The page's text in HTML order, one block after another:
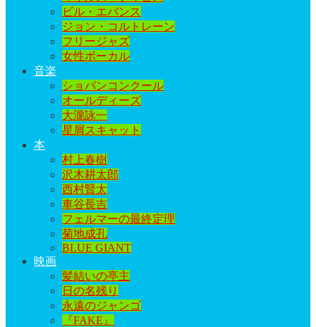
ビル・エバンス
ジョン・コルトレーン
フリージャズ
女性ボーカル
音楽
ショパンコンクール
オールディーズ
大瀧詠一
星屑スキャット
本
村上春樹
沢木耕太郎
西村賢太
車谷長吉
フェルマーの最終定理
菊地成孔
BLUE GIANT
映画
髪結いの亭主
日の名残り
永遠のジャンゴ
『FAKE』